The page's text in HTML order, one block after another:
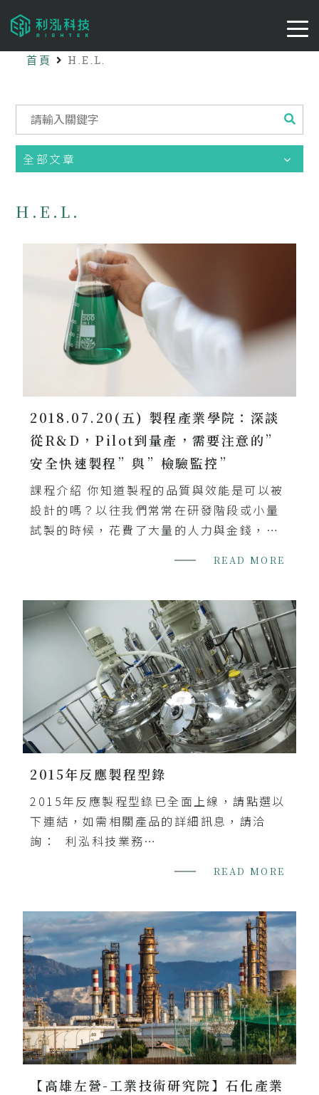
首頁 H.E.L.
全部文章
H.E.L.
2018.07.20(五) 製程產業學院：深談
從R&D，Pilot到量產，需要注意的”
安全快速製程”與”檢驗監控”
課程介紹 你知道製程的品質與效能是可以被
設計的嗎？以往我們常常在研發階段或小量
試製的時候，花費了大量的人力與金錢，但
製程進行有效的控制，導致產品品質不如預
READ MORE
2015年反應製程型錄
2015年反應製程型錄已全面上線，請點選以
下連結，如需相關產品的詳細訊息，請洽
詢： 利泓科技業務
READ MORE
【高雄左營-工業技術研究院】石化產業